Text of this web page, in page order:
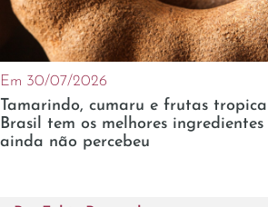
Em 30/07/2026
Tamarindo, cumaru e frutas
Brasil tem os melhores
ainda não percebeu